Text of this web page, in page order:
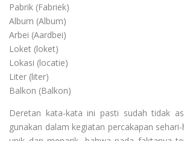
Pabrik (Fabriek)
Album (Album)
Arbei (Aardbei)
Loket (loket)
Lokasi (locatie)
Liter (liter)
Balkon (Balkon)
Deretan kata-kata ini pasti sudah tidak
gunakan dalam kegiatan percakapan